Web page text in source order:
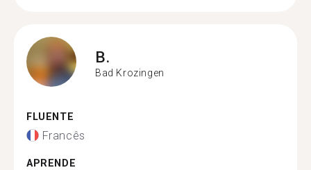
B.
Bad Krozingen
FLUENTE
Francês
APRENDE